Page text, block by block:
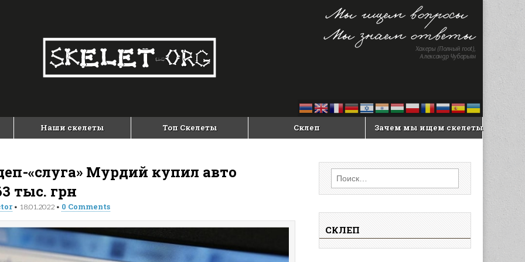
Наши скелеты Топ Скелеты Склеп Зачем мы ищем скелеты
«слуга» Мурдий купил авто
тыс. грн
• 18.01.2022 • 0 Comments
Найти:
СКЛЕП